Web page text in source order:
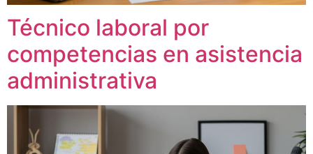
Técnico laboral por
competencias en asistencia
administrativa